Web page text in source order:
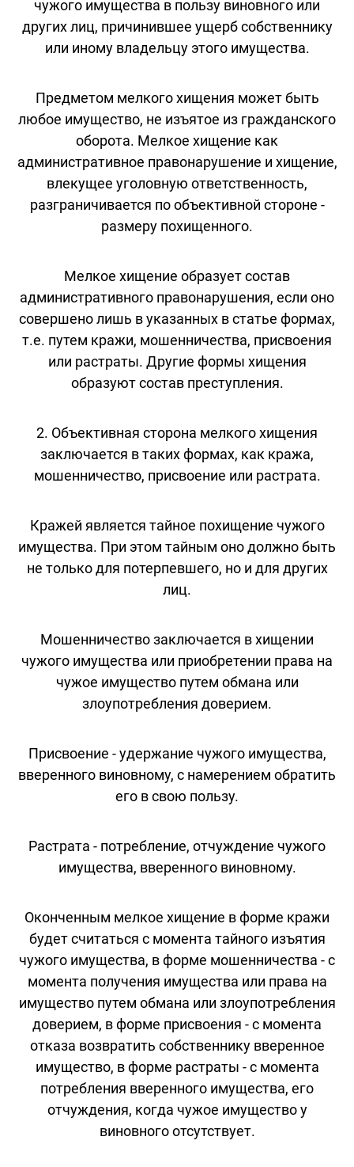
чужого имущества в пользу виновного или
других лиц, причинившее ущерб собственнику
или иному владельцу этого имущества.
Предметом мелкого хищения может быть
любое имущество, не изъятое из гражданского
оборота. Мелкое хищение как
административное правонарушение и хищение,
влекущее уголовную ответственность,
разграничивается по объективной стороне -
размеру похищенного.
Мелкое хищение образует состав
административного правонарушения, если оно
совершено лишь в указанных в статье формах,
т.е. путем кражи, мошенничества, присвоения
или растраты. Другие формы хищения
образуют состав преступления.
2. Объективная сторона мелкого хищения
заключается в таких формах, как кража,
мошенничество, присвоение или растрата.
Кражей является тайное похищение чужого
имущества. При этом тайным оно должно быть
не только для потерпевшего, но и для других
лиц.
Мошенничество заключается в хищении
чужого имущества или приобретении права на
чужое имущество путем обмана или
злоупотребления доверием.
Присвоение - удержание чужого имущества,
вверенного виновному, с намерением обратить
его в свою пользу.
Растрата - потребление, отчуждение чужого
имущества, вверенного виновному.
Оконченным мелкое хищение в форме кражи
будет считаться с момента тайного изъятия
чужого имущества, в форме мошенничества - с
момента получения имущества или права на
имущество путем обмана или злоупотребления
доверием, в форме присвоения - с момента
отказа возвратить собственнику вверенное
имущество, в форме растраты - с момента
потребления вверенного имущества, его
отчуждения, когда чужое имущество у
виновного отсутствует.